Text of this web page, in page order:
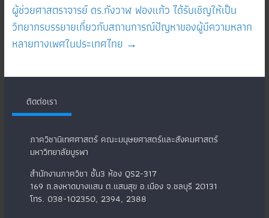
ผู้ช่วยศาสตราจารย์ ดร.กังวาฬ ฟองแก้ว ได้รับเชิญให้เป็น
วิทยากรบรรยายเกี่ยวกับสถานการณ์ปัญหาของผู้มีความหลาก
หลายทางเพศในประเทศไทย →
ติดต่อเรา
ภาควิชานิเทศศาสตร์ คณะมนุษยศาสตร์และสังคมศาสตร์
มหาวิทยาลัยบูรพา
สำนักงานภาควิชา ชั้น3 ห้อง QS2-317
169 ถ.ลงหาดบางแสน ต.แสนสุข อ.เมือง จ.ชลบุรี 20131
โทร. 038-102350, 2394, 2388